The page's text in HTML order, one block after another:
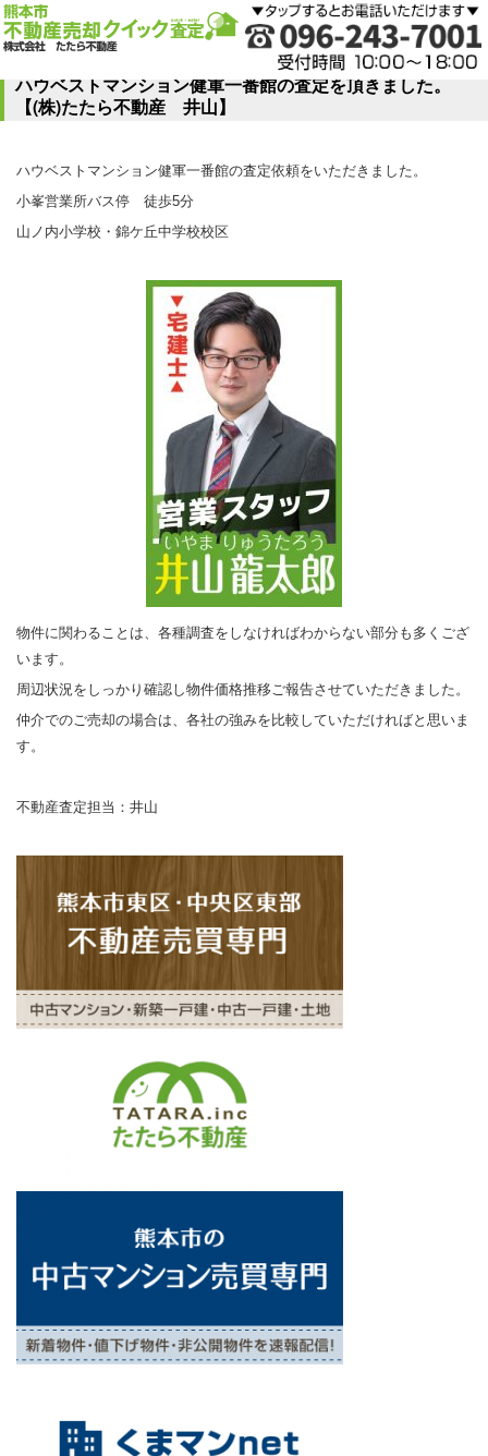
ハウベストマンション健軍一番館の査定を頂きました。
【(株)たたら不動産 井山】
ハウベストマンション健軍一番館の査定依頼をいただきました。
小峯営業所バス停 徒歩5分
山ノ内小学校・錦ケ丘中学校校区
物件に関わることは、各種調査をしなければわからない部分も多くござ
います。
周辺状況をしっかり確認し物件価格推移ご報告させていただきました。
仲介でのご売却の場合は、各社の強みを比較していただければと思いま
す。
不動産査定担当：井山